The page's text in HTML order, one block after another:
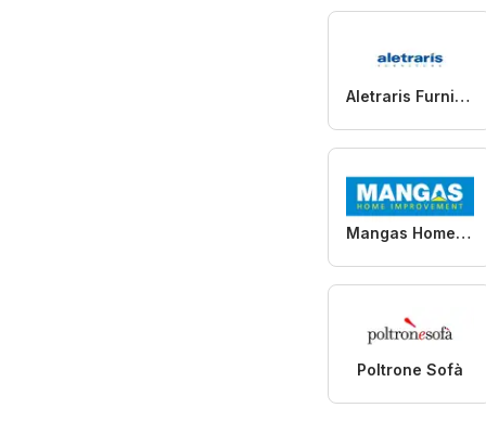
Aletraris Furniture
Mangas Home Improvement
Poltrone Sofà